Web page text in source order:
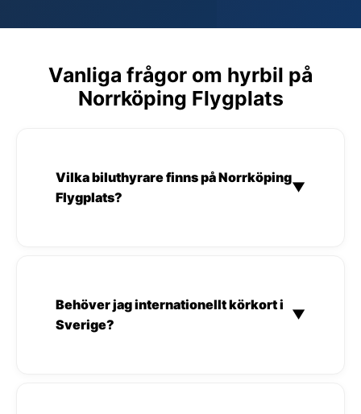
Vanliga frågor om hyrbil på
Norrköping Flygplats
Vilka biluthyrare finns på Norrköping
Flygplats?
▼
Behöver jag internationellt körkort i
Sverige?
▼